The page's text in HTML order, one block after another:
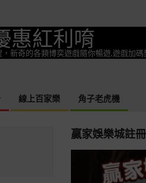
惠紅利唷
新奇的各類博奕遊戲隨你暢遊,遊戲加
線上百家樂 角子老虎機
贏家娛樂城註冊